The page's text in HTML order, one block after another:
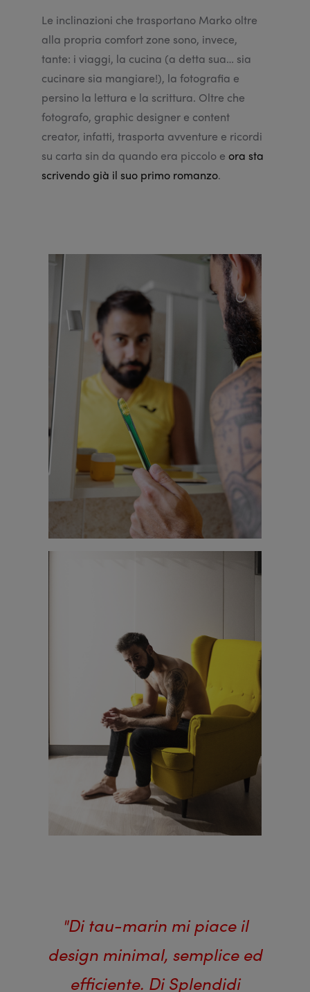
Le inclinazioni che trasportano Marko oltre
alla propria comfort zone sono, invece,
tante: i viaggi, la cucina (a detta sua… sia
cucinare sia mangiare!), la fotografia e
persino la lettura e la scrittura. Oltre che
fotografo, graphic designer e content
creator, infatti, trasporta avventure e ricordi
su carta sin da quando era piccolo e ora sta
scrivendo già il suo primo romanzo.
"Di tau-marin mi piace il
design minimal, semplice ed
efficiente. Di Splendidi